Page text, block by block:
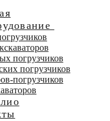
погрузчиков
погрузчиков
погрузчиков